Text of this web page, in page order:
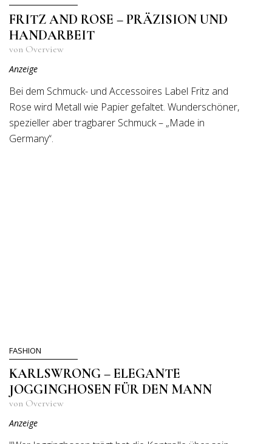
FRITZ AND ROSE – PRÄZISION UND
HANDARBEIT
von Overview
Anzeige
Bei dem Schmuck- und Accessoires Label Fritz and
Rose wird Metall wie Papier gefaltet. Wunderschöner,
spezieller aber tragbarer Schmuck – „Made in
Germany“.
FASHION
KARLSWRONG – ELEGANTE
JOGGINGHOSEN FÜR DEN MANN
von Overview
Anzeige